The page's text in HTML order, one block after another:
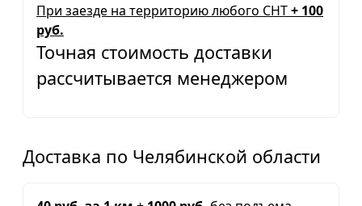
При заезде на территорию любого СНТ+ 100
руб.
Точная стоимость доставки
рассчитывается менеджером
Доставка по Челябинской области